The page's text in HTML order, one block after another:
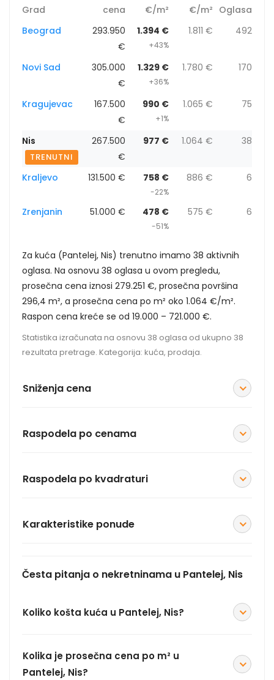
Grad
cena
€/m²
€/m² Oglasa
Beograd
293.950
€
1.394 €
+43%
1.811 € 492
Novi Sad
305.000
€
1.329 €
+36%
1.780 € 170
Kragujevac
167.500
€
990 €
+1%
1.065 € 75
Nis
TRENUTNI
267.500
€
977 € 1.064 € 38
Kraljevo 131.500 € 758 €
-22%
886 € 6
Zrenjanin 51.000 € 478 €
-51%
575 € 6
Za kuća (Pantelej, Nis) trenutno imamo 38 aktivnih
oglasa. Na osnovu 38 oglasa u ovom pregledu,
prosečna cena iznosi 279.251 €, prosečna površina
296,4 m², a prosečna cena po m² oko 1.064 €/m².
Raspon cena kreće se od 19.000 – 721.000 €.
Statistika izračunata na osnovu 38 oglasa od ukupno 38
rezultata pretrage. Kategorija: kuća, prodaja.
Sniženja cena
Raspodela po cenama
Raspodela po kvadraturi
Karakteristike ponude
Česta pitanja o nekretninama u Pantelej, Nis
Koliko košta kuća u Pantelej, Nis?
Kolika je prosečna cena po m² u
Pantelej, Nis?